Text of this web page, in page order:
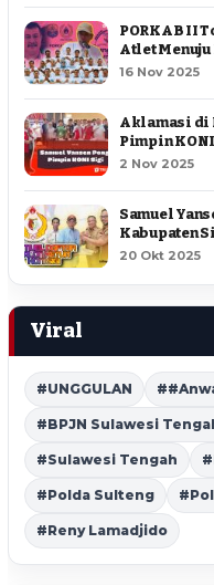
PORKAB II
Atlet Menuju
16 Nov 2025
Aklamasi di
Pimpin
2 Nov 2025
Samuel
Kabupaten
20 Okt 2025
Viral
#UNGGULAN
#BPJN Sulawesi
#Sulawesi Tengah
#Polda Sulteng
#Reny Lamadjido